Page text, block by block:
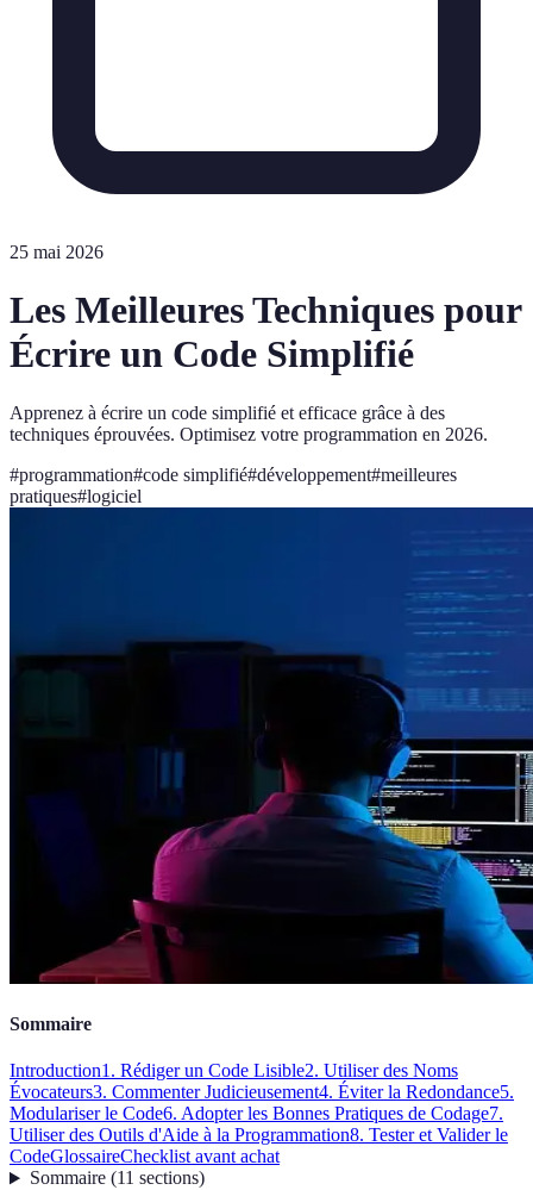
25 mai 2026
Les Meilleures Techniques pour
Écrire un Code Simplifié
Apprenez à écrire un code simplifié et efficace grâce à des
techniques éprouvées. Optimisez votre programmation en 2026.
#programmation#code simplifié#développement#meilleures
pratiques#logiciel
Sommaire
Introduction1. Rédiger un Code Lisible2. Utiliser des Noms
Évocateurs3. Commenter Judicieusement4. Éviter la Redondance5.
Modulariser le Code6. Adopter les Bonnes Pratiques de Codage7.
Utiliser des Outils d'Aide à la Programmation8. Tester et Valider le
CodeGlossaireChecklist avant achat
Sommaire(11 sections)